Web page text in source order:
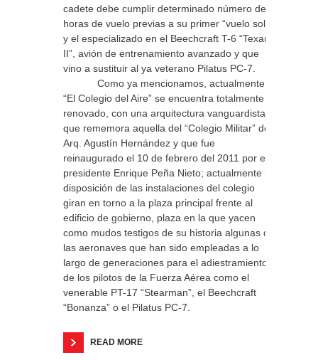
cadete debe cumplir determinado número de
horas de vuelo previas a su primer “vuelo solo”
y el especializado en el Beechcraft T-6 “Texan
II”, avión de entrenamiento avanzado y que
vino a sustituir al ya veterano Pilatus PC-7.
Como ya mencionamos, actualmente
“El Colegio del Aire” se encuentra totalmente
renovado, con una arquitectura vanguardista
que rememora aquella del “Colegio Militar” del
Arq. Agustín Hernández y que fue
reinaugurado el 10 de febrero del 2011 por el
presidente Enrique Peña Nieto; actualmente la
disposición de las instalaciones del colegio
giran en torno a la plaza principal frente al
edificio de gobierno, plaza en la que yacen
como mudos testigos de su historia algunas de
las aeronaves que han sido empleadas a lo
largo de generaciones para el adiestramiento
de los pilotos de la Fuerza Aérea como el
venerable PT-17 “Stearman”, el Beechcraft
“Bonanza” o el Pilatus PC-7.
READ MORE